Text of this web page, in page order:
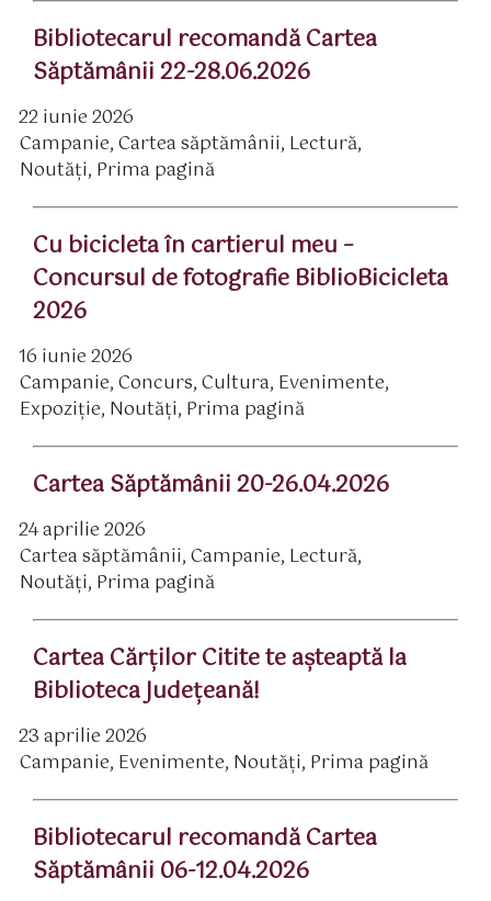
Bibliotecarul recomandă Cartea
Săptămânii 22-28.06.2026
22 iunie 2026
Campanie,Cartea săptămânii, Lectură,
Noutăți, Prima pagină
Cu bicicleta în cartierul meu –
Concursul de fotografie BiblioBicicleta
2026
16 iunie 2026
Campanie,Concurs,Cultura, Evenimente,
Expoziție, Noutăți, Prima pagină
Cartea Săptămânii 20-26.04.2026
24 aprilie 2026
Cartea săptămânii,Campanie, Lectură,
Noutăți, Prima pagină
Cartea Cărților Citite te așteaptă la
Biblioteca Județeană!
23 aprilie 2026
Campanie, Evenimente, Noutăți, Prima pagină
Bibliotecarul recomandă Cartea
Săptămânii 06-12.04.2026